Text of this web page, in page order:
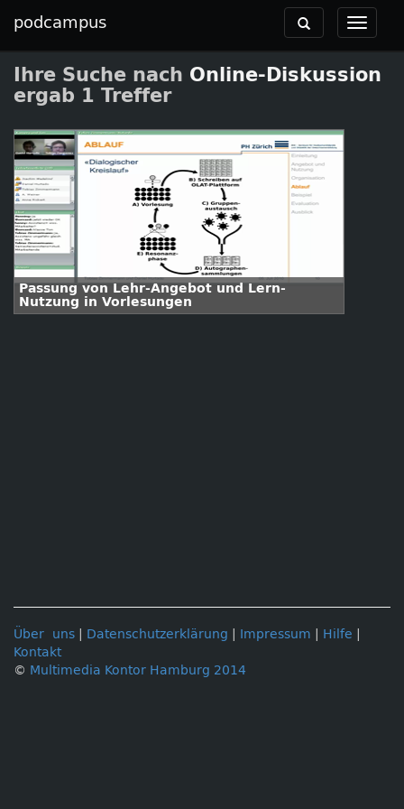
podcampus
Toggle
Toggle
navigation
Ihre Suche nach Online-Diskussion
ergab 1 Treffer
Passung von Lehr-Angebot und Lern-
Nutzung in Vorlesungen
Über uns Datenschutzerklärung Impressum Hilfe
Kontakt
© Multimedia Kontor Hamburg 2014